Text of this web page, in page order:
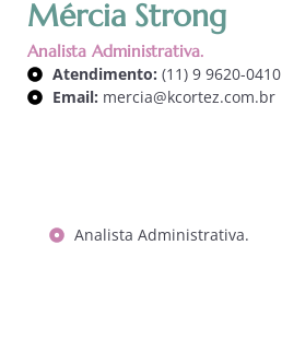
Mércia Strong
Analista Administrativa.
Atendimento: (11) 9 9620-0410
Email: mercia@kcortez.com.br
Analista Administrativa.